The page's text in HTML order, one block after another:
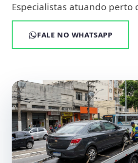
Especialistas atuando perto
FALE NO WHATSAPP